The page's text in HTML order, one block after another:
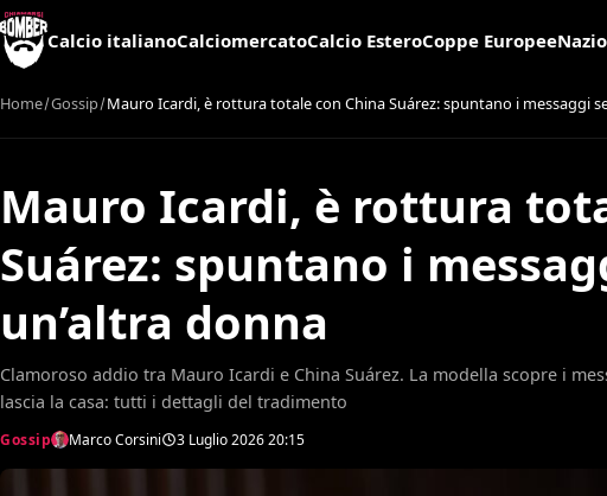
Calcio italianoCalciomercatoCalcio EsteroCoppe Europee
Home Gossip Mauro Icardi, è rottura totale con China Suárez: spuntano i messaggi
Mauro Icardi, è rottura
Suárez: spuntano i
un’altra donna
Clamoroso addio tra Mauro Icardi e China Suárez. La modella scopre i
lascia la casa: tutti i dettagli del tradimento
Gossip Marco Corsini 3 Luglio 202620:15